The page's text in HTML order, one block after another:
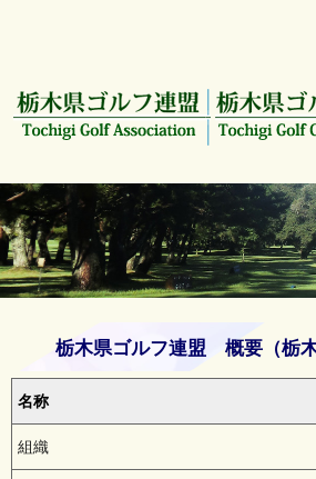
栃木県ゴルフ連盟 概要（栃
名称
組織